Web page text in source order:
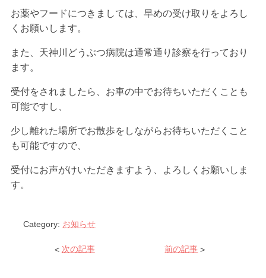
お薬やフードにつきましては、早めの受け取りをよろし
くお願いします。
また、天神川どうぶつ病院は通常通り診察を行っており
ます。
受付をされましたら、お車の中でお待ちいただくことも
可能ですし、
少し離れた場所でお散歩をしながらお待ちいただくこと
も可能ですので、
受付にお声がけいただきますよう、よろしくお願いしま
す。
Category: お知らせ
< 次の記事 前の記事 >